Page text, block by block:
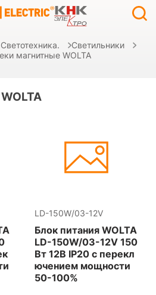
Светильники
магнитные WOLTA
LD-150W/03-12V
Блок питания WOLTA
LD-150W/03-12V 150
Вт 12В IP20 с перекл
ючением мощности
50-100%